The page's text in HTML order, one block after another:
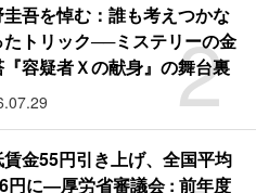
2
吾を悼む：誰も考えつかな
たトリック──ミステリーの金
容疑者Ｘの献身』の舞台裏
金55円引き上げ、全国平均
円に―厚労省審議会 : 前年度